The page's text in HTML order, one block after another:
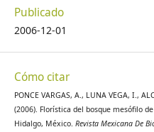
Publicado
2006-12-01
Cómo citar
PONCE VARGAS, A., LUNA VEGA, I.,
(2006). Florística del bosque mesófilo
Hidalgo, México. Revista Mexicana De